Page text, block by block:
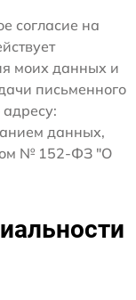
согласие на
моих данных и
письменного
данных,
№ 152-ФЗ "О